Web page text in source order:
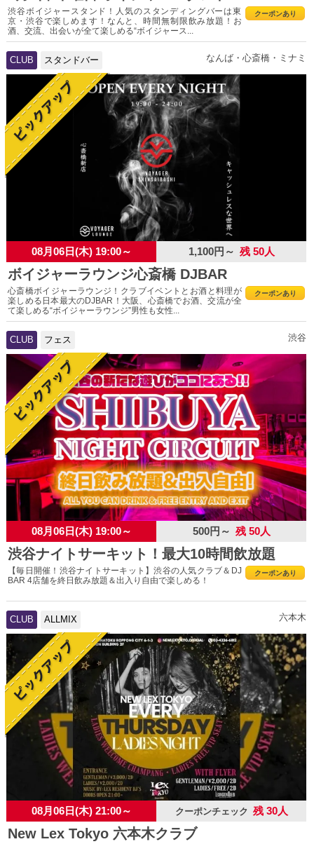
クーポンあり
渋谷ボイジャースタンド！人気のスタンディングバーは東
京・渋谷で楽しめます！なんと、時間無制限飲み放題！お
酒、交流、出会いが全て楽しめる“ボイジャース...
CLUB スタンドバー なんば・心斎橋・ミナミ
08月06日(木) 19:00～ 1,100円～ 残 50人
ボイジャーラウンジ心斎橋 DJBAR
クーポンあり
心斎橋ボイジャーラウンジ！クラブイベントとお酒と料理が
楽しめる日本最大のDJBAR！大阪、心斎橋でお酒、交流が全
て楽しめる“ボイジャーラウンジ”男性も女性...
CLUB フェス 渋谷
08月06日(木) 19:00～ 500円～ 残 50人
渋谷ナイトサーキット！最大10時間飲放題
クーポンあり
【毎日開催！渋谷ナイトサーキット】渋谷の人気クラブ＆DJ
BAR 4店舗を終日飲み放題＆出入り自由で楽しめる！
CLUB ALLMIX 六本木
08月06日(木) 21:00～ クーポンチェック 残 30人
New Lex Tokyo 六本木クラブ